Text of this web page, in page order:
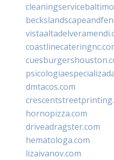
dmtacos.com
hornopizza.com
driveadragster.com
hematologa.com
lizaivanov.com